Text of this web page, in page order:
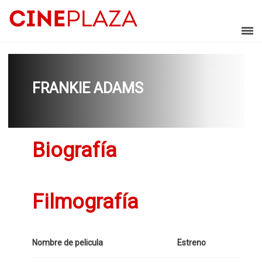
FRANKIE ADAMS
Biografía
Filmografía
Nombre de pelicula Estreno